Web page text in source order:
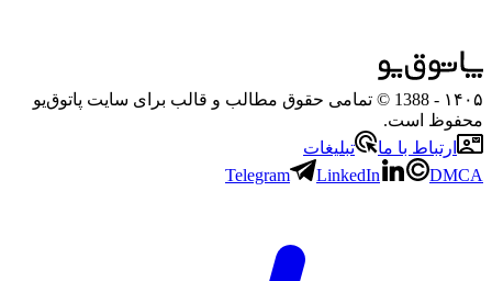
۱۴۰۵
- 1388 © تمامی حقوق مطالب و قالب برای سایت پاتوق‌یو
محفوظ است.
ارتباط با ما
تبلیغات
Telegram
LinkedIn DMCA